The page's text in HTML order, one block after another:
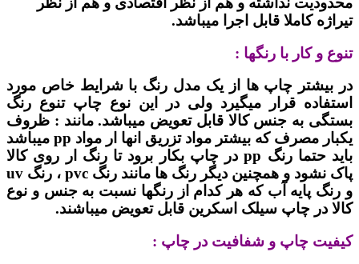
تیراژه کاملا قابل اجرا میباشد.
تنوع و کار با رنگها :
در بیشتر چاپ ها از یک مدل رنگ با شرایط خاص مورد
استفاده قرار میگیرد ولی در این نوع چاپ تنوع رنگ
بستگی به جنس کالا قابل تعویض میباشد. مانند : ظروف
یکبار مصرف که بیشتر مواد تزریق انها ار مواد pp میباشد
باید حتما رنگ pp در چاپ بکار برود تا رنگ ار روی کالا
پاک نشود و همچنین دیگر رنگ ها مانند رنگ pvc ، رنگ uv
و رنگ پایه آب که هر کدام از رنگها نسبت به جنس و نوع
کالا در چاپ سیلک اسکرین قابل تعویض میباشند.
کیفیت چاپ و شفافیت در چاپ :